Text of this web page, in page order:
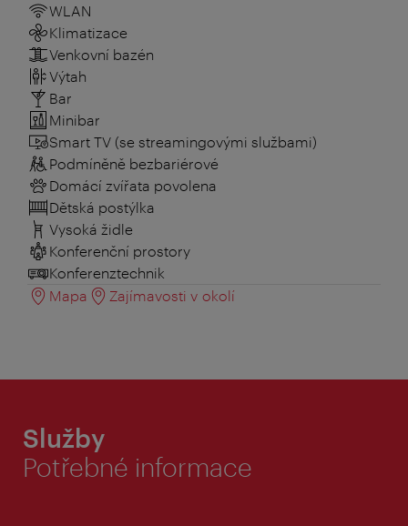
WLAN
Klimatizace
Venkovní bazén
Výtah
Bar
Minibar
Smart TV (se streamingovými službami)
Podmíněně bezbariérové
Domácí zvířata povolena
Dětská postýlka
Vysoká židle
Konferenční prostory
Konferenztechnik
Mapa
Zajímavosti v okolí
Služby
Potřebné informace